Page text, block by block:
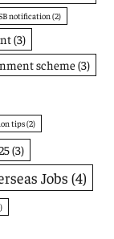
notification (2)
(3)
scheme(3)
tips(2)
(3)
Jobs (4)